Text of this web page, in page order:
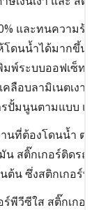
และทนความร้อ
ดนน้ำได้มากขึ้นแ
มพ์ระบบออฟเซ็ท
คลือบลามิเนตเงา
รปั้มนูนตามแบบ แ
นที่ต้องโดนน้ำ ต
สติ๊กเกอร์ติดรถ
ต้น ซึ่งสติกเกอร์พี
ร์พีวีซีใส สติ๊กเกอร์